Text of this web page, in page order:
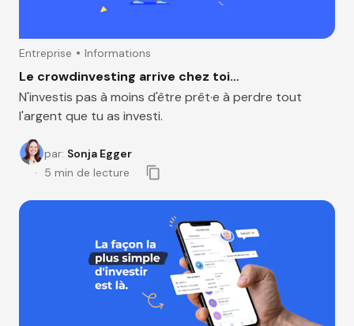
Entreprise Informations
Le crowdinvesting arrive chez toi…
N'investis pas à moins d'être prêt·e à perdre tout
l'argent que tu as investi.
par: Sonja Egger
5 min de lecture